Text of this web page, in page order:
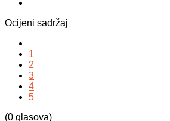
Ocijeni sadržaj
1
2
3
4
5
(0 glasova)